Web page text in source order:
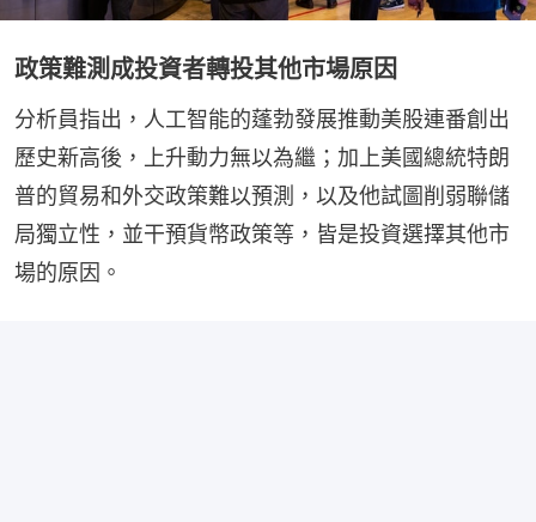
政策難測成投資者轉投其他市場原因
分析員指出，人工智能的蓬勃發展推動美股連番創出
歷史新高後，上升動力無以為繼；加上美國總統特朗
普的貿易和外交政策難以預測，以及他試圖削弱聯儲
局獨立性，並干預貨幣政策等，皆是投資選擇其他市
場的原因。